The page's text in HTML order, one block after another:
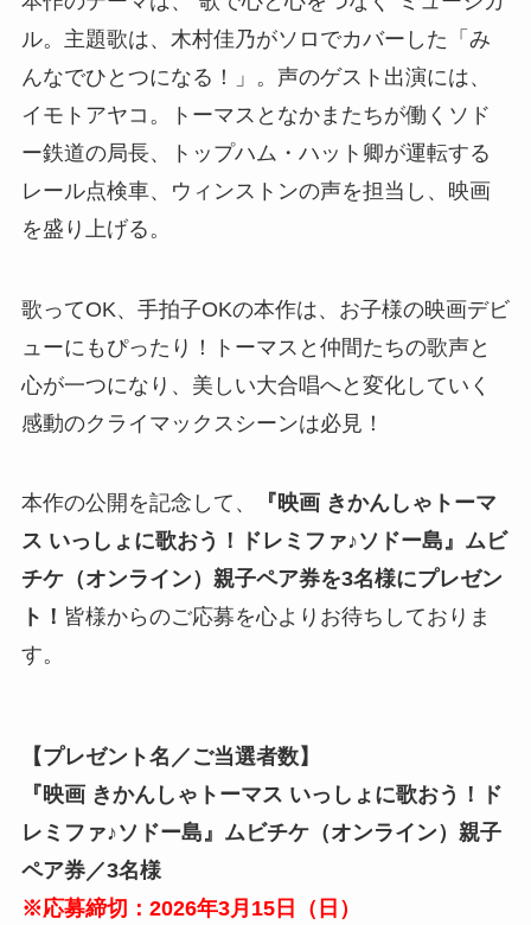
ル。主題歌は、木村佳乃がソロでカバーした「み
んなでひとつになる！」。声のゲスト出演には、
イモトアヤコ。トーマスとなかまたちが働くソド
ー鉄道の局長、トップハム・ハット卿が運転する
レール点検車、ウィンストンの声を担当し、映画
を盛り上げる。
歌ってOK、手拍子OKの本作は、お子様の映画デビ
ューにもぴったり！トーマスと仲間たちの歌声と
心が一つになり、美しい大合唱へと変化していく
感動のクライマックスシーンは必見！
本作の公開を記念して、
『映画 きかんしゃトーマ
ス いっしょに歌おう！ドレミファ♪ソドー島』ムビ
チケ（オンライン）親子ペア券を3名様にプレゼン
ト！ 皆様からのご応募を心よりお待ちしておりま
す。
【プレゼント名／ご当選者数】
『映画 きかんしゃトーマス いっしょに歌おう！ド
レミファ♪ソドー島』ムビチケ（オンライン）親子
ペア券／3名様
※応募締切：2026年3月 15日（ 日 ）